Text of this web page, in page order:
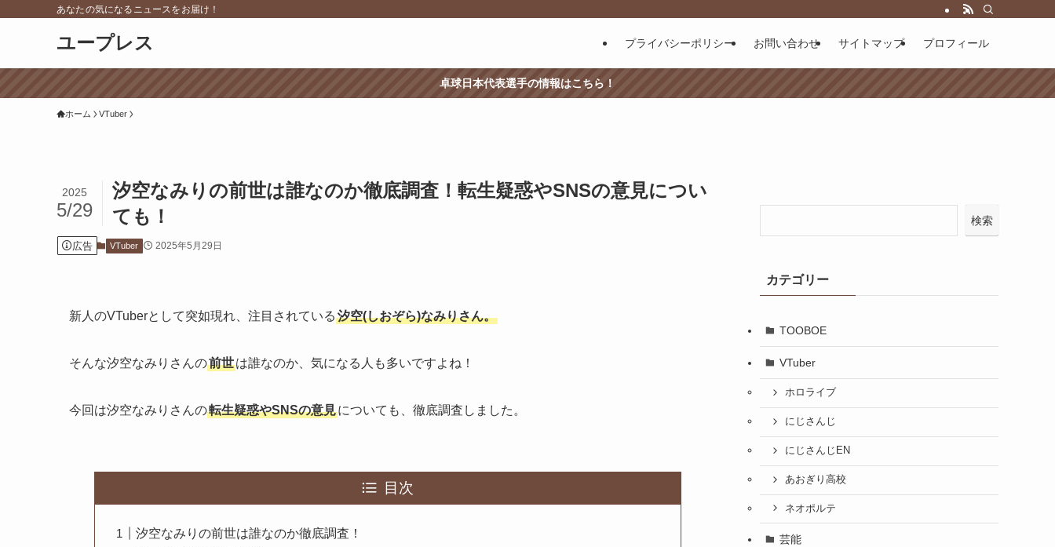
あなたの気になるニュースをお届け！
ユープレス プライバシーポリシー お問い合わせ サイトマップ プロフィール
卓球日本代表選手の情報はこちら！
ホーム VTuber
汐空なみりの前世は誰なのか徹底調査！転生疑惑やSNSの意見につい
ても！
2025
5/29
広告 VTuber 2025年5月29日
新人のVTuberとして突如現れ、注目されている 汐空(しおぞら)なみりさん。
そんな汐空なみりさんの前世は誰なのか、気になる人も多いですよね！
今回は汐空なみりさんの転生疑惑やSNSの意見についても、徹底調査しました。
目次
汐空なみりの前世は誰なのか徹底調査！
検索
カテゴリー
TOOBOE
VTuber
ホロライブ
にじさんじ
にじさんじEN
あおぎり高校
ネオポルテ
芸能